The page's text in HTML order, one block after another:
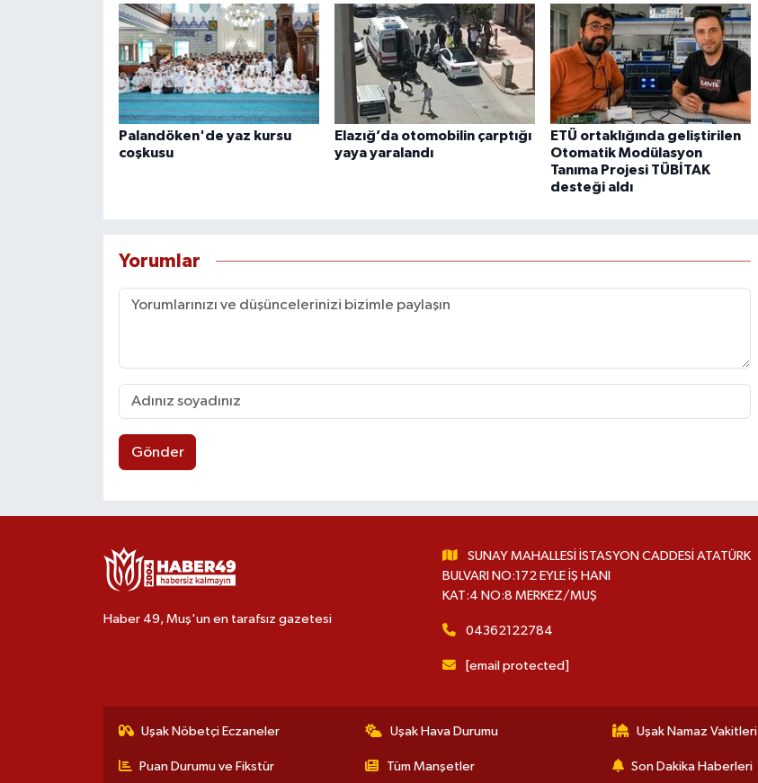
Palandöken'de yaz kursu
coşkusu
Elazığ’da otomobilin çarptığı
yaya yaralandı
ETÜ ortaklığında geliştirilen
Otomatik Modülasyon
Tanıma Projesi TÜBİTAK
desteği aldı
Yorumlar
Gönder
Haber 49, Muş'un en tarafsız gazetesi
SUNAY MAHALLESİ İSTASYON CADDESİ ATATÜRK
BULVARI NO:172 EYLE İŞ HANI
KAT:4 NO:8 MERKEZ/MUŞ
04362122784
[email protected]
Uşak Nöbetçi Eczaneler Uşak Hava Durumu Uşak Namaz Vakitleri
Puan Durumu ve Fikstür Tüm Manşetler Son Dakika Haberleri